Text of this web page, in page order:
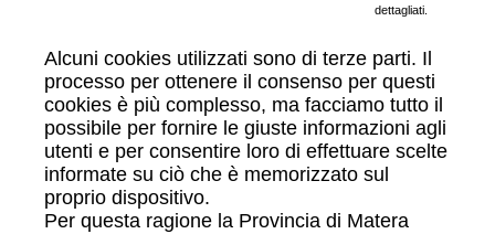
dettagliati.
Alcuni cookies utilizzati sono di terze parti. Il
processo per ottenere il consenso per questi
cookies è più complesso, ma facciamo tutto il
possibile per fornire le giuste informazioni agli
utenti e per consentire loro di effettuare scelte
informate su ciò che è memorizzato sul
proprio dispositivo.
Per questa ragione la Provincia di Matera